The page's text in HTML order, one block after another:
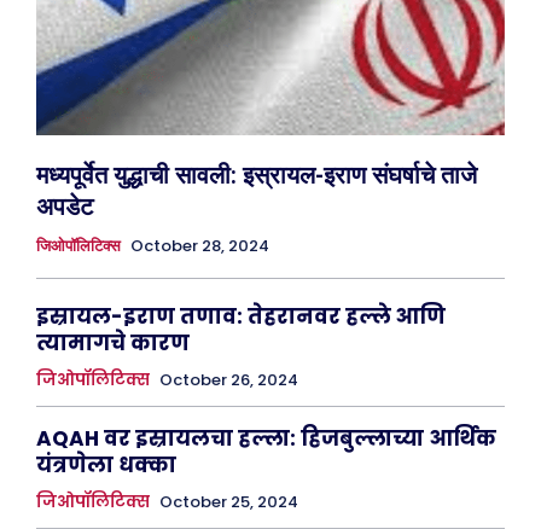
मध्यपूर्वेत युद्धाची सावली: इस्रायल-इराण संघर्षाचे ताजे
अपडेट
जिओपॉलिटिक्स October 28, 2024
इस्रायल-इराण तणाव: तेहरानवर हल्ले आणि
त्यामागचे कारण
जिओपॉलिटिक्स October 26, 2024
AQAH वर इस्रायलचा हल्ला: हिजबुल्लाच्या आर्थिक
यंत्रणेला धक्का
जिओपॉलिटिक्स October 25, 2024